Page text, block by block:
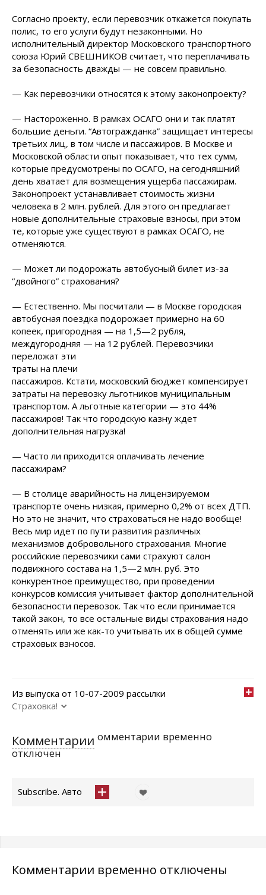
Согласно проекту, если перевозчик откажется покупать
полис, то его услуги будут незаконными. Но
исполнительный директор Московского транспортного
союза Юрий СВЕШНИКОВ считает, что переплачивать
за безопасность дважды — не совсем правильно.
— Как перевозчики относятся к этому законопроекту?
— Настороженно. В рамках ОСАГО они и так платят
большие деньги. “Автогражданка” защищает интересы
третьих лиц, в том числе и пассажиров. В Москве и
Московской области опыт показывает, что тех сумм,
которые предусмотрены по ОСАГО, на сегодняшний
день хватает для возмещения ущерба пассажирам.
Законопроект устанавливает стоимость жизни
человека в 2 млн. рублей. Для этого он предлагает
новые дополнительные страховые взносы, при этом
те, которые уже существуют в рамках ОСАГО, не
отменяются.
— Может ли подорожать автобусный билет из-за
“двойного” страхования?
— Естественно. Мы посчитали — в Москве городская
автобусная поездка подорожает примерно на 60
копеек, пригородная — на 1,5—2 рубля,
междугородняя — на 12 рублей. Перевозчики
переложат эти
траты на плечи
пассажиров. Кстати, московский бюджет компенсирует
затраты на перевозку льготников муниципальным
транспортом. А льготные категории — это 44%
пассажиров! Так что городскую казну ждет
дополнительная нагрузка!
— Часто ли приходится оплачивать лечение
пассажирам?
— В столице аварийность на лицензируемом
транспорте очень низкая, примерно 0,2% от всех ДТП.
Но это не значит, что страховаться не надо вообще!
Весь мир идет по пути развития различных
механизмов добровольного страхования. Многие
российские перевозчики сами страхуют салон
подвижного состава на 1,5—2 млн. руб. Это
конкурентное преимущество, при проведении
конкурсов комиссия учитывает фактор дополнительной
безопасности перевозок. Так что если принимается
такой закон, то все остальные виды страхования надо
отменять или же как-то учитывать их в общей сумме
страховых взносов.
Из выпуска от 10-07-2009 рассылки
Страховка!
Комментарии омментарии временно
отключен
Subscribe. Авто
Комментарии временно отключены